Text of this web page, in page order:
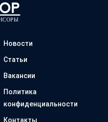
Новости
Статьи
Вакансии
Политика
конфиденциальности
Контакты